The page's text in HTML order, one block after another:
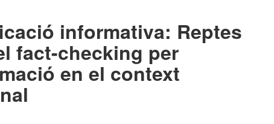
informativa: Reptes
fact-checking per
en el context